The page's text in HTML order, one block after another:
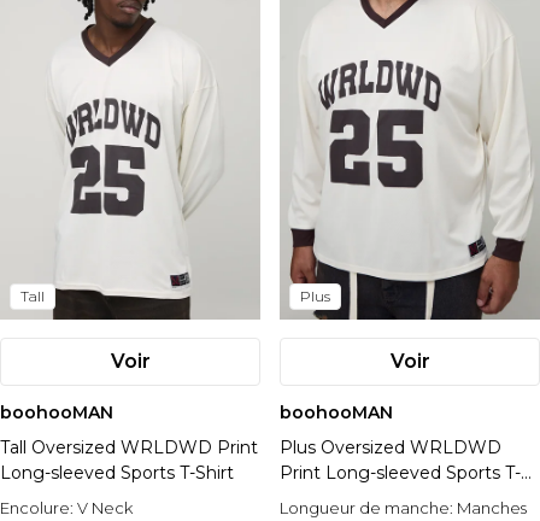
Tall
Voir
boohooMAN
Tall Oversized WRLDWD Print
Long-sleeved Sports T-Shirt
Encolure: V Neck
Plus
Voir
boohooMAN
Plus Oversized WRLDWD
Print Long-sleeved Sports T-
Shirt
Longueur de manche: Manches